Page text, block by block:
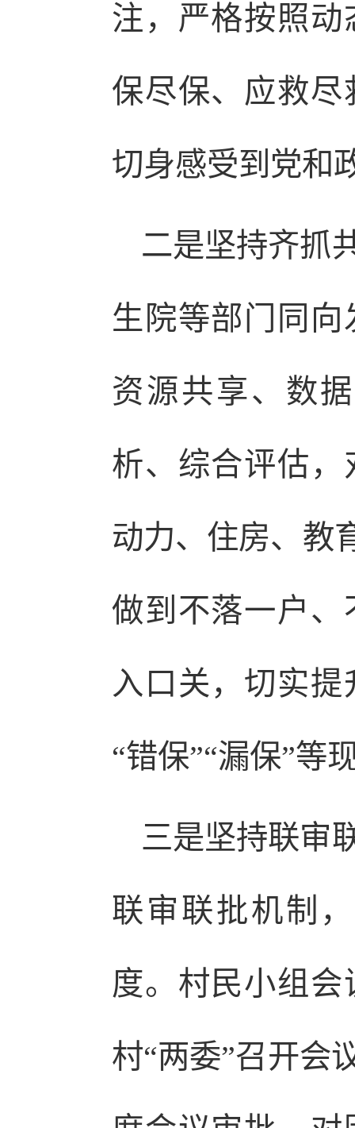
注，严格按照
保尽保、应救
切身感受到党和
二是坚持齐抓
生院等部门同
资源共享、数
析、综合评估
动力、住房、教
做到不落一户
入口关，切实
“错保”“漏保”等
三是坚持联审
联审联批机制
度。村民小组
村“两委”召开会